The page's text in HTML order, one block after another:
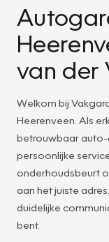
van der
Welkom bij
Heerenveen. Als
betrouwbaar auto-
persoonlijke
onderhoudsbeurt
aan het juiste
duidelijke
bent.